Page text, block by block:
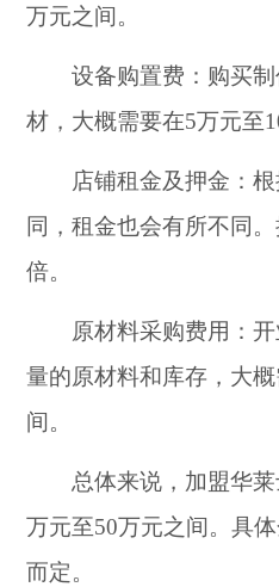
万元之间。
设备购置费：购买制
材，大概需要在5万元至
店铺租金及押金：根
同，租金也会有所不同
倍。
原材料采购费用：开
量的原材料和库存，大
间。
总体来说，加盟华莱
万元至50万元之间。具
而定。